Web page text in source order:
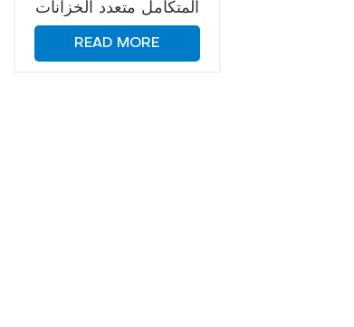
المتكامل متعدد الخزانات
Coolnet
READ MORE